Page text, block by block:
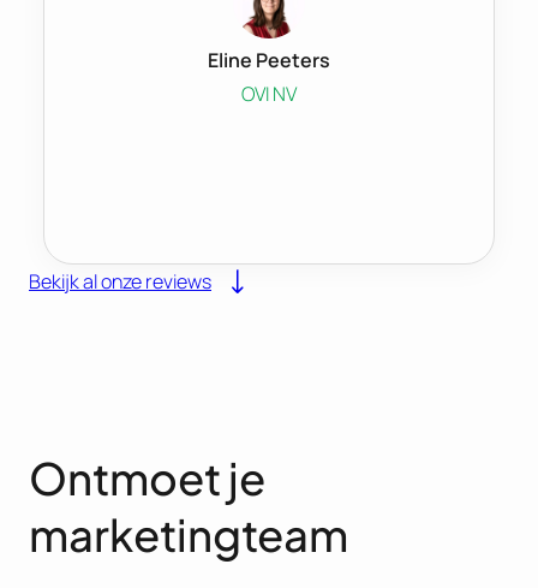
Eline Peeters
OVI NV
Bekijk al onze reviews
Ontmoet je
marketingteam